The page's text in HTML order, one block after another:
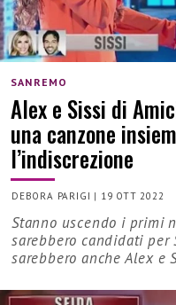
SANREMO
Alex e Sissi di
una canzone
l’indiscrezione
DEBORA PARIGI | 19 OTT 2022
Stanno uscendo i primi
sarebbero candidati per
sarebbero anche Alex e